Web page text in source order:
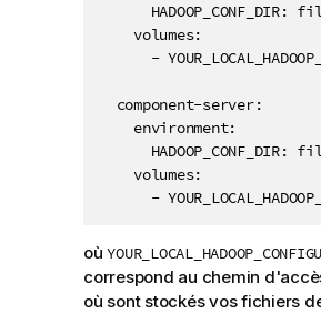
HADOOP_CONF_DIR:
    volumes:
-
  component-server:
    environment:
HADOOP_CONF_DIR:
    volumes:
-
où
correspond au chemin
où sont stockés vos fichiers